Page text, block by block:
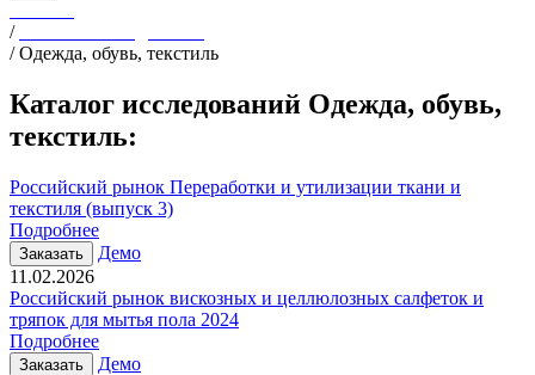
/
/Одежда, обувь, текстиль
Каталог исследований Одежда, обувь,
текстиль:
Российский рынок Переработки и утилизации ткани и
текстиля (выпуск 3)
Подробнее
Заказать
Демо
11.02.2026
Российский рынок вискозных и целлюлозных салфеток и
тряпок для мытья пола 2024
Подробнее
Заказать
Демо